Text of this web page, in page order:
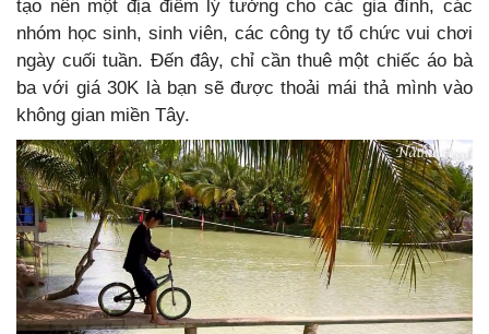
tạo nên một địa điểm lý tưởng cho các gia đình, các
nhóm học sinh, sinh viên, các công ty tổ chức vui chơi
ngày cuối tuần. Đến đây, chỉ cần thuê một chiếc áo bà
ba với giá 30K là bạn sẽ được thoải mái thả mình vào
không gian miền Tây.